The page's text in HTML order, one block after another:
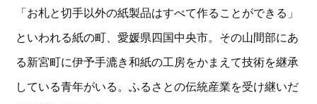
「お札と切手以外の紙製品はすべて作ることができる」
といわれる紙の町、愛媛県四国中央市。その山間部にあ
る新宮町に伊予手漉き和紙の工房をかまえて技術を継承
している青年がいる。ふるさとの伝統産業を受け継いだ